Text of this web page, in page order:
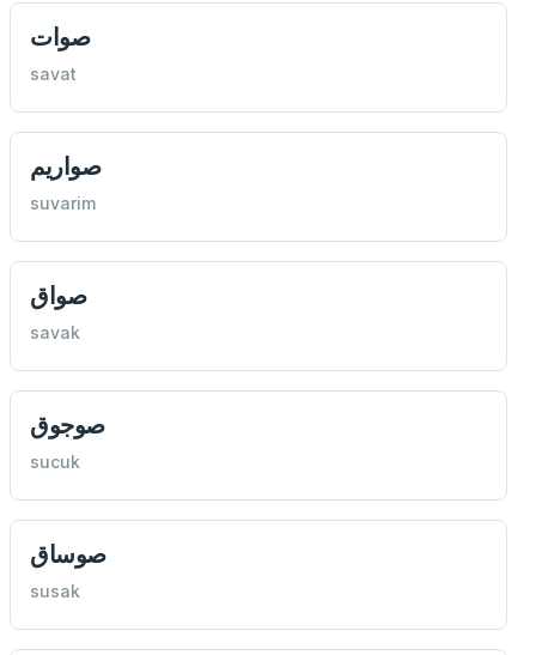
صوات
savat
صواريم
suvarim
صواق
savak
صوجوق
sucuk
صوساق
susak